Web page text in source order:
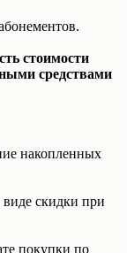
стоимости
средствами
накопленных
скидки при
покупки по